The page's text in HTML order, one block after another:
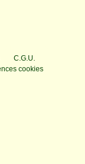
C.G.U.
cookies